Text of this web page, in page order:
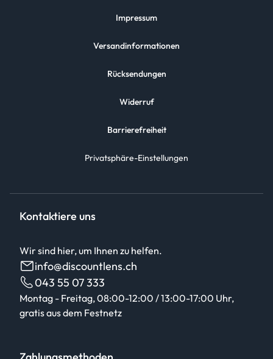
Impressum
Versandinformationen
Rücksendungen
Widerruf
Barrierefreiheit
Privatsphäre-Einstellungen
Kontaktiere uns
Wir sind hier, um Ihnen zu helfen.
info@discountlens.ch
043 55 07 333
Montag - Freitag, 08:00-12:00 / 13:00-17:00 Uhr,
gratis aus dem Festnetz